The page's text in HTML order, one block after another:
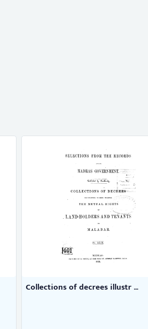
Collections of decrees illustr ...